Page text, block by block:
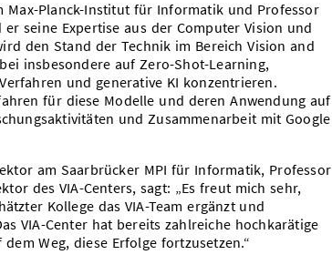
Max-Planck-Institut für Informatik und Professor
seine Expertise aus der Computer Vision und
den Stand der Technik im Bereich Vision and
insbesondere auf Zero-Shot-Learning,
und generative KI konzentrieren.
für diese Modelle und deren Anwendung auf
und Zusammenarbeit mit Google
am Saarbrücker MPI für Informatik, Professor
des VIA-Centers, sagt: „Es freut mich sehr,
Kollege das VIA-Team ergänzt und
VIA-Center hat bereits zahlreiche hochkarätige
Weg, diese Erfolge fortzusetzen.“